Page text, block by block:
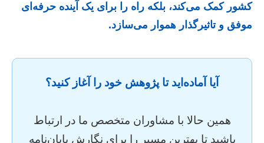
کشور کمک می‌کند، بلکه راه را برای یک آینده حرفه‌ای
موفق و تاثیرگذار هموار می‌سازد.
آیا آماده‌اید تا پژوهش خود را آغاز کنید؟
همین حالا با مشاوران متخصص ما در ارتباط
باشید تا بهترین مسیر را برای نگارش پایان‌نامه